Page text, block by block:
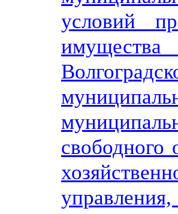
условий
имущества
свободного